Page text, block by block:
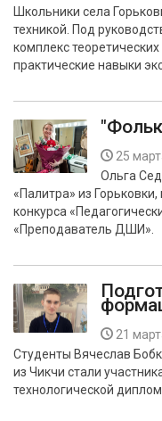
Школьники села
техникой. Под
комплекс
практические навыки
25
Ольга
«Палитра» из
конкурса
«Преподаватель ДШИ».
21
Студенты Вячеслав
из Чикчи стали
технологической